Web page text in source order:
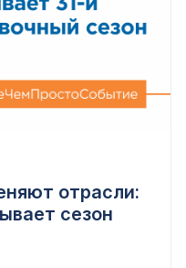
отрасли:
сезон